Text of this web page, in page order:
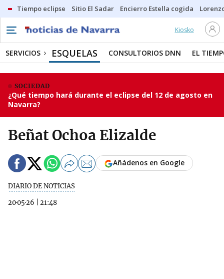
Tiempo eclipse Sitio El Sadar Encierro Estella cogida
Kiosko
SERVICIOS ESQUELAS CONSULTORIOS DNN EL
SOCIEDAD
¿Qué tiempo hará durante el eclipse del 12 de agosto en
Navarra?
Beñat Ochoa Elizalde
DIARIO DE NOTICIAS
20·05·26
21:48
Añádenos en Google